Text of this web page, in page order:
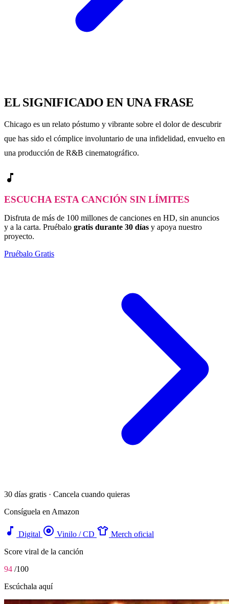
EL SIGNIFICADO EN UNA FRASE
Chicago es un relato póstumo y vibrante sobre el dolor de descubrir
que has sido el cómplice involuntario de una infidelidad, envuelto en
una producción de R&B cinematográfico.
music_note
ESCUCHA ESTA CANCIÓN SIN LÍMITES
Disfruta de más de 100 millones de canciones en HD, sin anuncios
y a la carta. Pruébalo gratis durante 30 días y apoya nuestro
proyecto.
Pruébalo Gratis
30 días gratis · Cancela cuando quieras
Consíguela en Amazon
music_note Digital album Vinilo / CD apparel Merch oficial
Score viral de la canción
94 /100
Escúchala aquí